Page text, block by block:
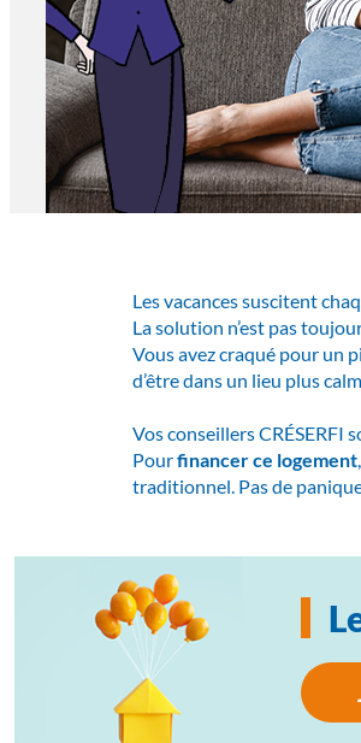
Les vacances suscitent
La solution n’est pas
Vous avez craqué pour un
d’être dans un lieu plus
Vos conseillers CRÉSERFI
Pourfinancer ce logement
traditionnel. Pas de